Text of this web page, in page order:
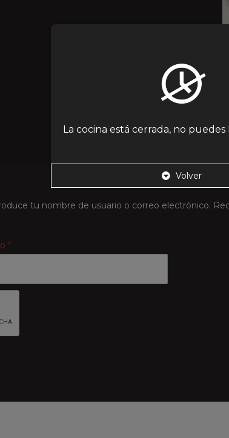
tu nombre de usuario o correo electrónico.
*
La cocina está cerrada, no puedes
Volver